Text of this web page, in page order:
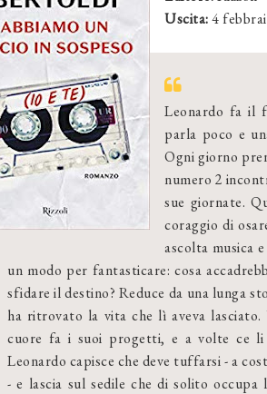
Uscita:4
Leonardo fa il
parla poco e
Ogni giorno
numero 2
sue giornate.
coraggio di
ascolta musica
un modo per fantasticare: cosa
sfidare il destino? Reduce da una lunga
ha ritrovato la vita che lì aveva
cuore fa i suoi progetti, e a volte ce
Leonardo capisce che deve tuffarsi - a
- e lascia sul sedile che di solito